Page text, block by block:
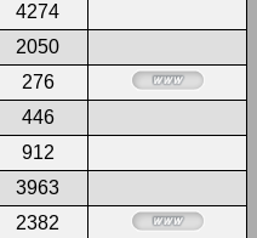
4274
2050
276
446
912
3963
2382